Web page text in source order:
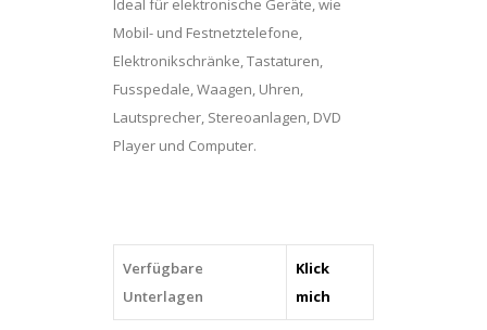
Ideal für elektronische Geräte, wie
Mobil- und Festnetztelefone,
Elektronikschränke, Tastaturen,
Fusspedale, Waagen, Uhren,
Lautsprecher, Stereoanlagen, DVD
Player und Computer.
Verfügbare
Unterlagen
Klick
mich